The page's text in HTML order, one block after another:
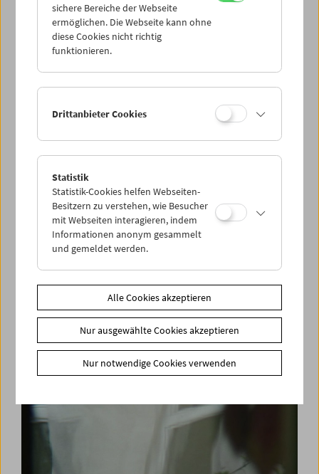
In person: Serpil Turhan
Kino für die Kleinsten:
Cinemini on Tour: Stillstand und Bewegung
sichere Bereiche der Webseite
ermöglichen. Die Webseite kann ohne
diese Cookies nicht richtig
funktionieren.
Drittanbieter Cookies
Statistik
Statistik-Cookies helfen Webseiten-
Besitzern zu verstehen, wie Besucher
mit Webseiten interagieren, indem
Informationen anonym gesammelt
und gemeldet werden.
Alle Cookies akzeptieren
Nur ausgewählte Cookies akzeptieren
Nur notwendige Cookies verwenden